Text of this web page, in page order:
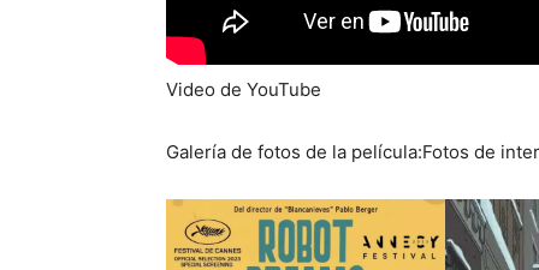
Video de YouTube
Galería de fotos de la película:Fotos de